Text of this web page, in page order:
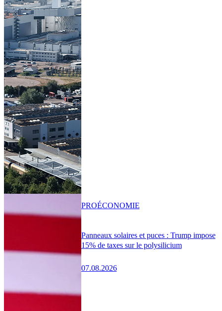
Panneaux solaires et puces : Trump impose
15% de taxes sur le polysilicium
07.08.2026
PROÉCONOMIE